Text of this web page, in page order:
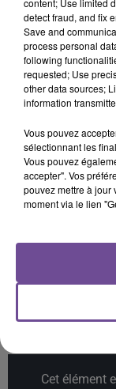
16h58
16h58
MANON LISA
16h46
16h46
Abou Debeing
Cet élément
detect fraud, and fix
Save and
process personal
following
requested; Use
other data sources;
information
Vous pouvez
sélectionnant les
Vous pouvez
accepter". Vos
pouvez mettre à jour
moment via le lien